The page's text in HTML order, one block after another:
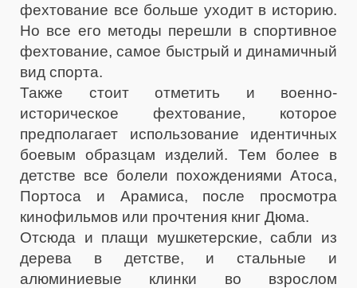
фехтование все больше уходит в историю.
Но все его методы перешли в спортивное
фехтование, самое быстрый и динамичный
вид спорта.
Также стоит отметить и военно-
историческое фехтование, которое
предполагает использование идентичных
боевым образцам изделий. Тем более в
детстве все болели похождениями Атоса,
Портоса и Арамиса, после просмотра
кинофильмов или прочтения книг Дюма.
Отсюда и плащи мушкетерские, сабли из
дерева в детстве, и стальные и
алюминиевые клинки во взрослом